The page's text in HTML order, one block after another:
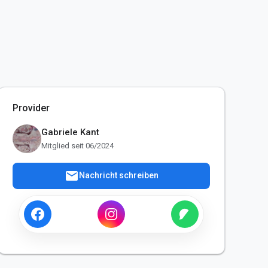
Provider
Gabriele Kant
Mitglied seit 06/2024
mail Nachricht schreiben